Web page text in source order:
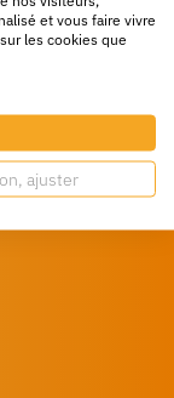
et vous faire vivre
les cookies que
ajuster